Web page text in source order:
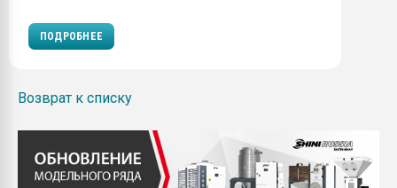
ПОДРОБНЕЕ
Возврат к списку